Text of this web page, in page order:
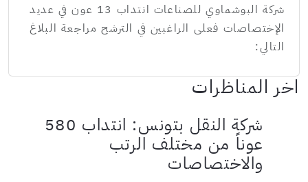
شركة البوشماوي للصناعات انتداب 13 عون في عديد
الإختصاصات فعلى الراغبين في الترشح مراجعة البلاغ
التالي:
اخر المناظرات
شركة النقل بتونس: انتداب 580
عوناً من مختلف الرتب
والاختصاصات